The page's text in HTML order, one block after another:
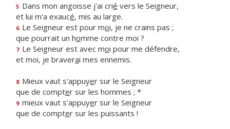
5 Dans mon angoisse j'ai crié vers le Seigneur,
et lui m'a exaucé, mis au large.
6 Le Seigneur est pour moi, je ne crains pas ;
que pourrait un homme contre moi ?
7 Le Seigneur est avec moi pour me défendre,
et moi, je braverai mes ennemis.
8 Mieux vaut s'appuyer sur le Seigneur
que de compter sur les hommes ; *
9 mieux vaut s'appuyer sur le Seigneur
que de compter sur les puissants !